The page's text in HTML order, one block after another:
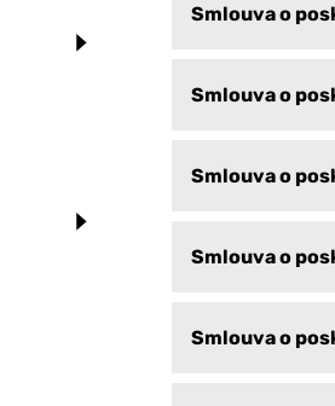
Smlouva o
Smlouva o
Smlouva o
Smlouva o
Smlouva o